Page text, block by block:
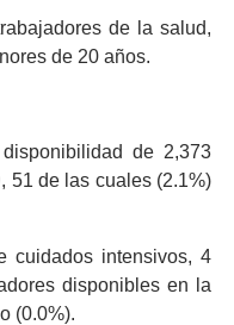
de la salud,
de 20 años.
de 2,373
51 de las cuales (2.1%)
cuidados intensivos, 4
disponibles en la
(0.0%).